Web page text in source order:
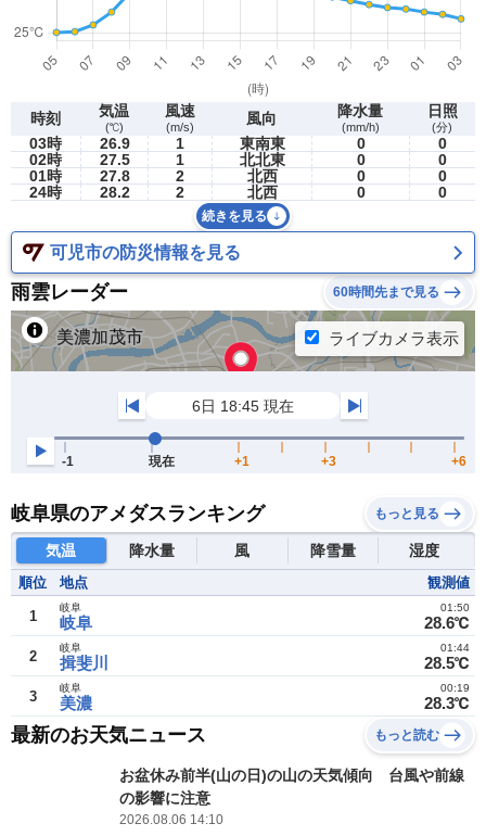
時刻 気温
(℃)
風速
(m/s) 風向 降水量
(mm/h)
日照
(分)
03時 26.9 1 東南東 0
0
02時
27.5 1 北北東 0
0
01時
27.8 2 北西 0
0
24時
28.2 2 北西 0 0
続きを見る
可児市の防災情報を見る
雨雲レーダー 60時間先まで見る
岐阜県のアメダスランキング もっと見る
気温 降水量 風 降雪量 湿度
順位 地点 観測値
1 岐阜
岐阜
28.6℃
01:50
2 揖斐川
岐阜
28.5℃
01:44
3 美濃
岐阜
28.3℃
00:19
最新のお天気ニュース もっと読む
お盆休み前半(山の日)の山の天気傾向 台風や前線
の影響に注意
2026.08.06 14:10